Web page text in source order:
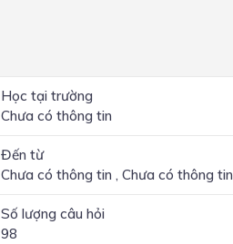
Lớp 2
Học tại trường
Chưa có thông tin
Đến từ
Chưa có thông tin , Chưa có thông tin
Số lượng câu hỏi
98